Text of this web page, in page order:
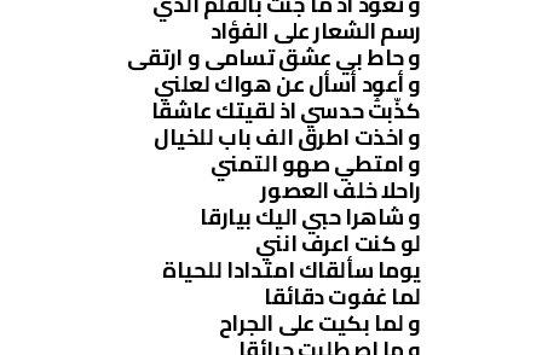
رسم الشعار على الفؤاد
و حاط بي عشق تسامى و ارتقى
و أعود أسأل عن هواك لعلني
كذّبتُ حدسي اذ لقيتك عاشقا
و اخذت اطرق الف باب للخيال
و امتطي صهو التمني
راحلا خلف العصور
و شاهرا حبي اليك بيارقا
لو كنت اعرف انني
يوما سألقاك امتدادا للحياة
لما غفوت دقائقا
و لما بكيت على الجراح